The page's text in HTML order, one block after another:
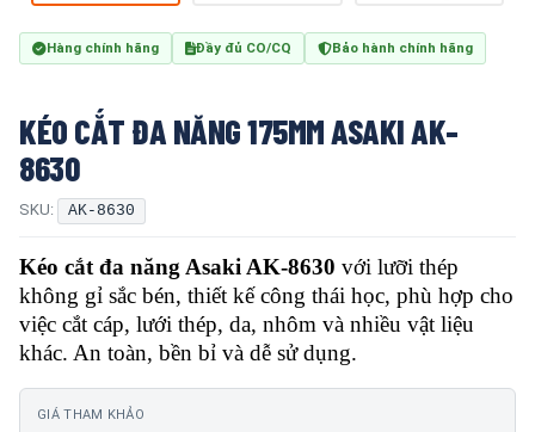
Hàng chính hãng Đầy đủ CO/CQ Bảo hành chính hãng
KÉO CẮT ĐA NĂNG 175MM ASAKI AK-
8630
SKU: AK-8630
Kéo cắt đa năng Asaki AK-8630 với lưỡi thép
không gỉ sắc bén, thiết kế công thái học, phù hợp cho
việc cắt cáp, lưới thép, da, nhôm và nhiều vật liệu
khác. An toàn, bền bỉ và dễ sử dụng.
GIÁ THAM KHẢO